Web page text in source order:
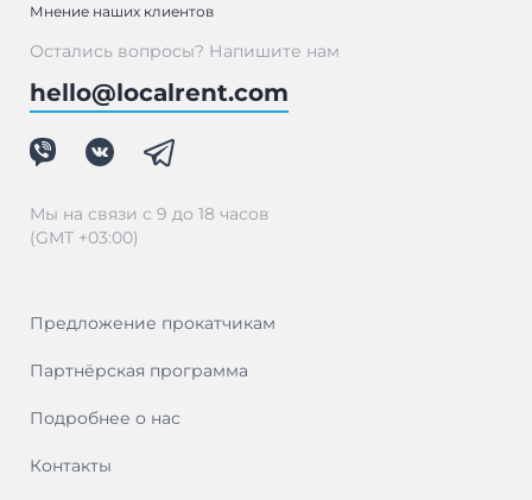
Мнение наших клиентов
Предложение прокатчикам
Партнёрская программа
Подробнее о нас
Контакты
Остались вопросы? Напишите нам
hello@localrent.com
Мы на связи с 9 до 18 часов
(GMT +03:00)